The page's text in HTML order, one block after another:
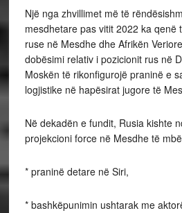
Një nga zhvillimet më të
mesdhetare pas vitit 2022 ka qenë
ruse në Mesdhe dhe Afrikën
dobësimi relativ i pozicionit rus në
Moskën të rikonfigurojë praninë e
logjistike në hapësirat jugore të
Në dekadën e fundit, Rusia kishte
projekcioni force në Mesdhe të
* praninë detare në Siri,
* bashkëpunimin ushtarak me